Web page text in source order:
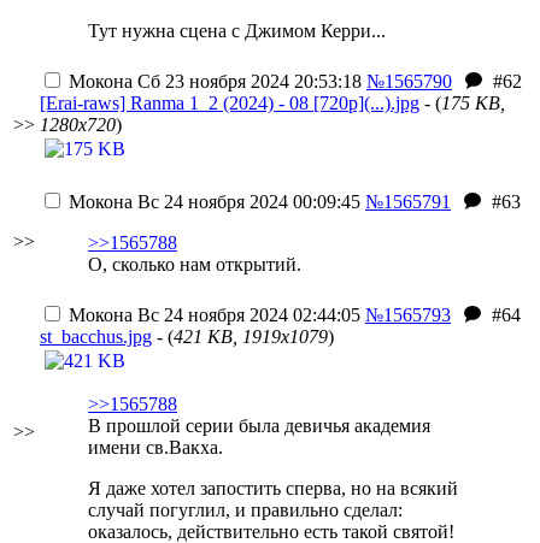
Тут нужна сцена с Джимом Керри...
>>
Мокона Сб 23 ноября 2024 20:53:18 №1565790
#62
[Erai-raws] Ranma 1_2 (2024) - 08 [720p](...).jpg - (175 KB,
1280x720)
>>
Мокона Вс 24 ноября 2024 00:09:45 №1565791
#63
>>1565788
О, сколько нам открытий.
>>
Мокона Вс 24 ноября 2024 02:44:05 №1565793
#64
st_bacchus.jpg - (421 KB, 1919x1079)
>>1565788
В прошлой серии была девичья академия
имени св.Вакха.
Я даже хотел запостить сперва, но на всякий
случай погуглил, и правильно сделал:
оказалось, действительно есть такой святой!